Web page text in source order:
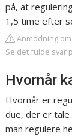
på, at
1,5 time efter
Anmodning
Se det fulde svar
Hvornår
Hvornår er
due, der er
man regulere